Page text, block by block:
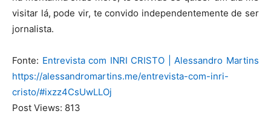
visitar lá, pode vir, te convido independentemente de ser
jornalista.
Fonte: Entrevista com INRI CRISTO | Alessandro Martins
https://alessandromartins.me/entrevista-com-inri-
cristo/#ixzz4CsUwLLOj
Post Views: 813